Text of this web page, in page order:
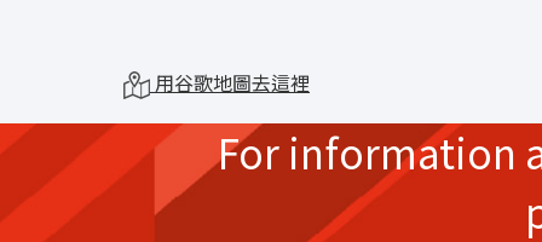
用谷歌地圖去這裡
For information